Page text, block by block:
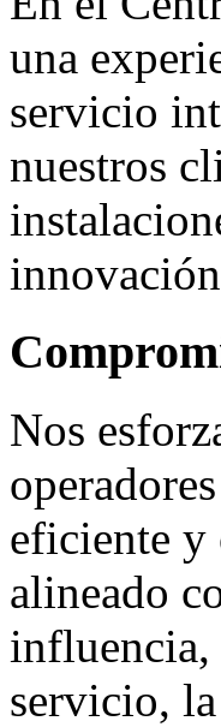
una
servicio
nuestros
Nos
eficiente y
alineado
influencia,
servicio,